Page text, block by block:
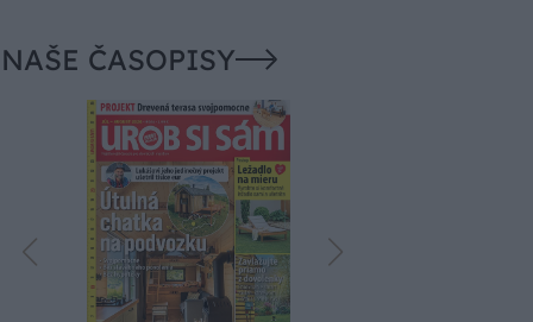
NAŠE ČASOPISY